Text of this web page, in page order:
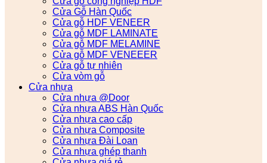
Cửa Gỗ Hàn Quốc
Cửa gỗ HDF VENEER
Cửa gỗ MDF LAMINATE
Cửa gỗ MDF MELAMINE
Cửa gỗ MDF VENEEER
Cửa gỗ tự nhiên
Cửa vòm gỗ
Cửa nhựa
Cửa nhựa @Door
Cửa nhựa ABS Hàn Quốc
Cửa nhựa cao cấp
Cửa nhựa Composite
Cửa nhựa Đài Loan
Cửa nhựa ghép thanh